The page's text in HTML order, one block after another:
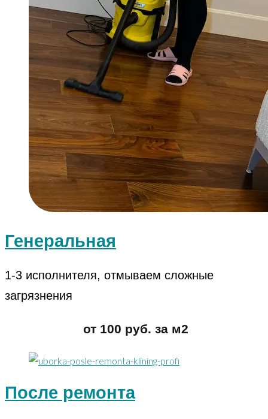
Генеральная
1-3 исполнителя, отмываем сложные
загрязнения
от 100 руб. за м2
После ремонта